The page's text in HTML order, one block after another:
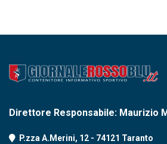
Direttore Responsabile: Maurizio
P.zza A.Merini, 12 - 74121 Taranto